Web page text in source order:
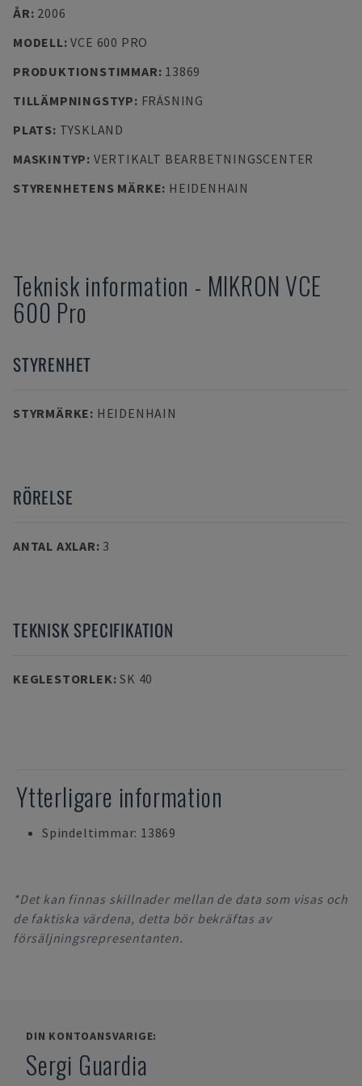
ÅR: 2006
MODELL:VCE 600 PRO
PRODUKTIONSTIMMAR: 13869
TILLÄMPNINGSTYP: FRÄSNING
PLATS: TYSKLAND
MASKINTYP: VERTIKALT BEARBETNINGSCENTER
STYRENHETENS MÄRKE: HEIDENHAIN
Teknisk information - MIKRON VCE
600 Pro
STYRENHET
STYRMÄRKE: HEIDENHAIN
RÖRELSE
ANTAL AXLAR: 3
TEKNISK SPECIFIKATION
KEGLESTORLEK:SK 40
Ytterligare information
Spindeltimmar: 13869
*Det kan finnas skillnader mellan de data som visas och
de faktiska värdena, detta bör bekräftas av
försäljningsrepresentanten.
DIN KONTOANSVARIGE:
Sergi Guardia